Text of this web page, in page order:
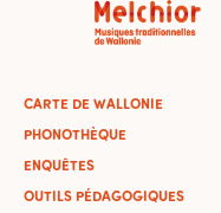
CARTE DE WALLONIE
PHONOTHÈQUE
ENQUÊTES
OUTILS PÉDAGOGIQUES